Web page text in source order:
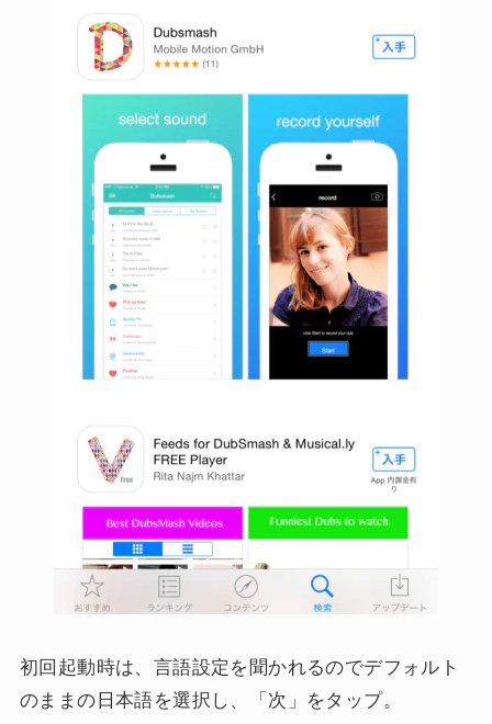
初回起動時は、言語設定を聞かれるのでデフォルト
のままの日本語を選択し、「次」をタップ。